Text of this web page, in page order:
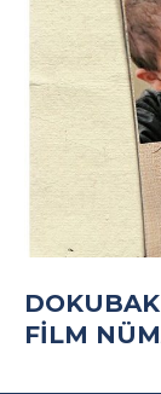
FILM